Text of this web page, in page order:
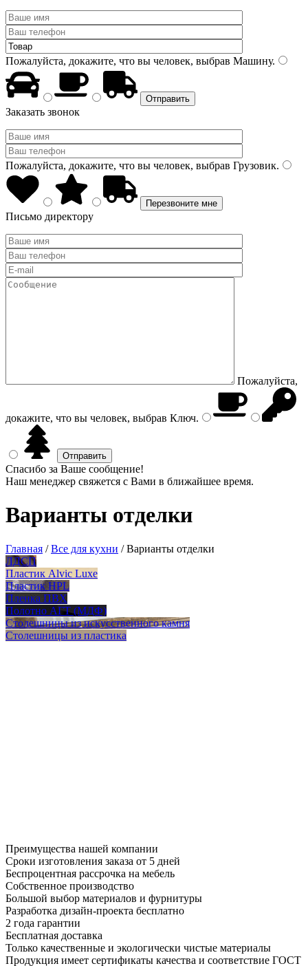
Пожалуйста, докажите, что вы человек, выбрав Машину.
Заказать звонок
Пожалуйста, докажите, что вы человек, выбрав Грузовик.
Письмо директору
Пожалуйста,
докажите, что вы человек, выбрав Ключ.
Спасибо за Ваше сообщение!
Наш менеджер свяжется с Вами в ближайшее время.
Варианты отделки
Главная /Все для кухни /Варианты отделки
ЛДСП
Пластик Alvic Luxe
Пластик HPL
Пленка ПВХ
Полотно АГТ (МДФ)
Столешницы из искусственного камня
Столешницы из пластика
Преимущества нашей компании
Сроки изготовления заказа от 5 дней
Беспроцентная рассрочка на мебель
Собственное производство
Большой выбор материалов и фурнитуры
Разработка дизайн-проекта бесплатно
2 года гарантии
Бесплатная доставка
Только качественные и экологически чистые материалы
Продукция имеет сертификаты качества и соответствие ГОСТ